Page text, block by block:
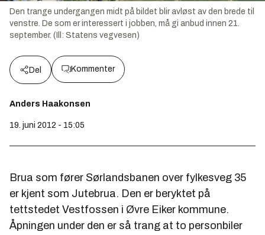
Den trange undergangen midt på bildet blir avløst av den brede til
venstre. De som er interessert i jobben, må gi anbud innen 21.
september. (Ill: Statens vegvesen)
Del Kommenter
Anders Haakonsen
19. juni 2012 - 15:05
Brua som fører Sørlandsbanen over fylkesveg 35
er kjent som Jutebrua. Den er beryktet på
tettstedet Vestfossen i Øvre Eiker kommune.
Åpningen under den er så trang at to personbiler